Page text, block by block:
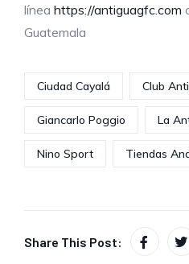
línea https://antiguagfc.com
Guatemala
Ciudad Cayalá Club
Giancarlo Poggio La
Nino Sport Tiendas
Share This Post: